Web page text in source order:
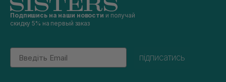
Подпишись на наши новости и получай
скидку 5% на первый заказ
Email
підписатись